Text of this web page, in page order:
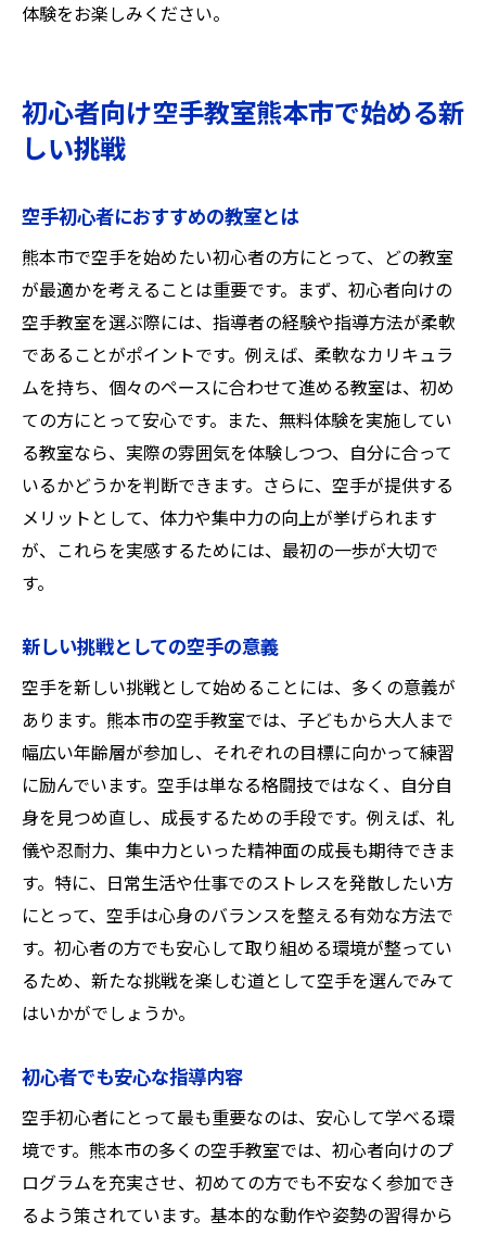
体験をお楽しみください。
初心者向け空手教室熊本市で始める新
しい挑戦
空手初心者におすすめの教室とは
熊本市で空手を始めたい初心者の方にとって、どの教室
が最適かを考えることは重要です。まず、初心者向けの
空手教室を選ぶ際には、指導者の経験や指導方法が柔軟
であることがポイントです。例えば、柔軟なカリキュラ
ムを持ち、個々のペースに合わせて進める教室は、初め
ての方にとって安心です。また、無料体験を実施してい
る教室なら、実際の雰囲気を体験しつつ、自分に合って
いるかどうかを判断できます。さらに、空手が提供する
メリットとして、体力や集中力の向上が挙げられます
が、これらを実感するためには、最初の一歩が大切で
す。
新しい挑戦としての空手の意義
空手を新しい挑戦として始めることには、多くの意義が
あります。熊本市の空手教室では、子どもから大人まで
幅広い年齢層が参加し、それぞれの目標に向かって練習
に励んでいます。空手は単なる格闘技ではなく、自分自
身を見つめ直し、成長するための手段です。例えば、礼
儀や忍耐力、集中力といった精神面の成長も期待できま
す。特に、日常生活や仕事でのストレスを発散したい方
にとって、空手は心身のバランスを整える有効な方法で
す。初心者の方でも安心して取り組める環境が整ってい
るため、新たな挑戦を楽しむ道として空手を選んでみて
はいかがでしょうか。
初心者でも安心な指導内容
空手初心者にとって最も重要なのは、安心して学べる環
境です。熊本市の多くの空手教室では、初心者向けのプ
ログラムを充実させ、初めての方でも不安なく参加でき
るよう策されています。基本的な動作や姿勢の習得から